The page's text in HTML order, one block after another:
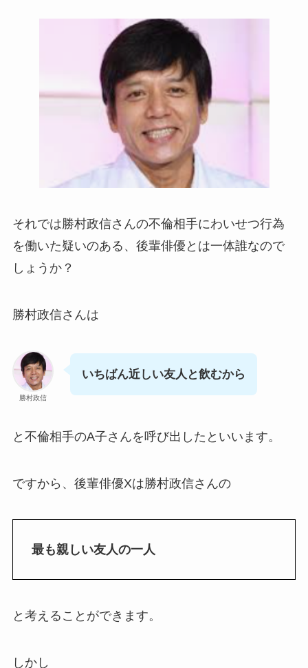
それでは勝村政信さんの不倫相手にわいせつ行為
を働いた疑いのある、後輩俳優とは一体誰なので
しょうか？
勝村政信さんは
勝村政信
いちばん近しい友人と飲むから
と不倫相手のA子さんを呼び出したといいます。
ですから、後輩俳優Xは勝村政信さんの
最も親しい友人の一人
と考えることができます。
しかし